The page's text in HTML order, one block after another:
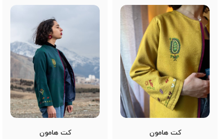
کت هامون کت هامون